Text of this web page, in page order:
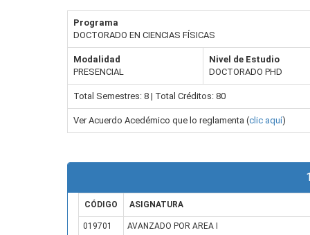
Programa
DOCTORADO EN CIENCIAS FÍSICAS
Modalidad
PRESENCIAL
Nivel de Estudio
DOCTORADO PHD
Total Semestres: 8 | Total Créditos: 80
Ver Acuerdo Acedémico que lo reglamenta (clic aquí)
CÓDIGO ASIGNATURA
019701
AVANZADO POR AREA I